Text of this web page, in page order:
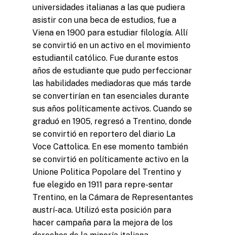
universidades italianas a las que pudiera
asistir con una beca de estudios, fue a
Viena en 1900 para estudiar filología. Allí
se convirtió en un activo en el movimiento
estudiantil católico. Fue durante estos
años de estudiante que pudo perfeccionar
las habilidades mediadoras que más tarde
se convertirían en tan esenciales durante
sus años políticamente activos. Cuando se
graduó en 1905, regresó a Trentino, donde
se convirtió en reportero del diario La
Voce Cattolica. En ese momento también
se convirtió en políticamente activo en la
Unione Politica Popolare del Trentino y
fue elegido en 1911 para repre-sentar
Trentino, en la Cámara de Representantes
austrí-aca. Utilizó esta posición para
hacer campaña para la mejora de los